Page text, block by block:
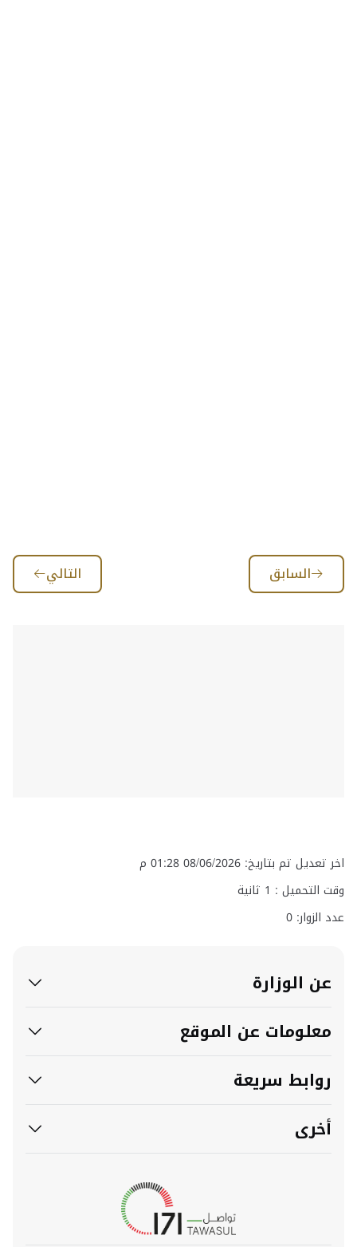
السابق التالي
اخر تعديل تم بتاريخ: 08/06/2026 01:28 م
وقت التحميل : 1 ثانية
عدد الزوار: 0
عن الوزارة
معلومات عن الموقع
روابط سريعة
أخرى